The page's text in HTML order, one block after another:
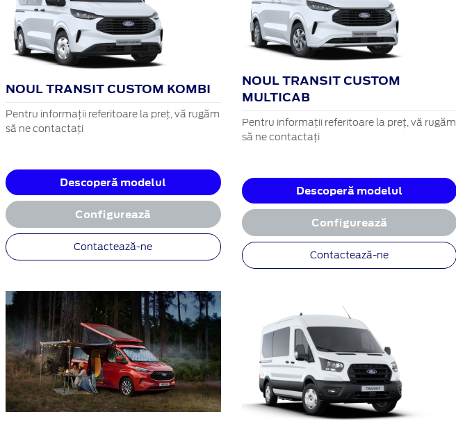
NOUL TRANSIT CUSTOM KOMBI
Pentru informații referitoare la preț, vă rugăm
să ne contactați
Descoperă modelul
Configurează
Contactează-ne
NOUL TRANSIT CUSTOM
MULTICAB
Pentru informații referitoare la preț, vă rugăm
să ne contactați
Descoperă modelul
Configurează
Contactează-ne